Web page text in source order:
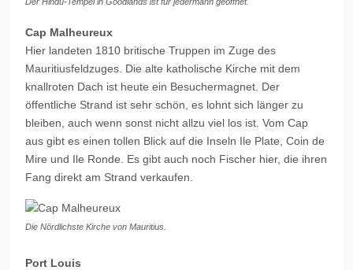
Cap Malheureux
Hier landeten 1810 britische Truppen im Zuge des
Mauritiusfeldzuges. Die alte katholische Kirche mit dem
knallroten Dach ist heute ein Besuchermagnet. Der
öffentliche Strand ist sehr schön, es lohnt sich länger zu
bleiben, auch wenn sonst nicht allzu viel los ist. Vom Cap
aus gibt es einen tollen Blick auf die Inseln Ile Plate, Coin de
Mire und Ile Ronde. Es gibt auch noch Fischer hier, die ihren
Fang direkt am Strand verkaufen.
Die Nördlichste Kirche von Mauritius.
Port Louis